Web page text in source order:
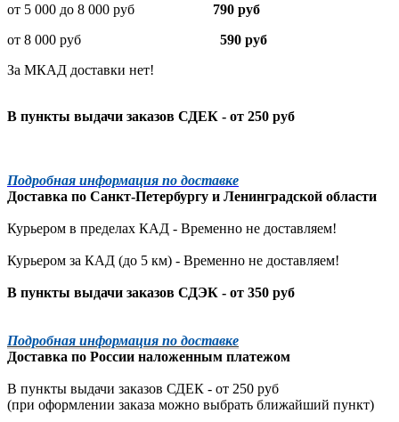
от 5 000 до 8 000 руб 790 руб
от 8 000 руб 590 руб
За МКАД доставки нет!
В пункты выдачи заказов СДЕК - от 250 руб
Подробная информация по доставке
Доставка по Санкт-Петербургу и Ленинградской области
Курьером в пределах КАД - Временно не доставляем!
Курьером за КАД (до 5 км) - Временно не доставляем!
В пункты выдачи заказов СДЭК - от 350 руб
Подробная информация по доставке
Доставка по России наложенным платежом
В пункты выдачи заказов СДЕК - от 250 руб
(при оформлении заказа можно выбрать ближайший пункт)